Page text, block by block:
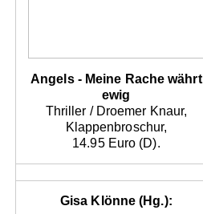
Angels - Meine Rache währt
ewig
Thriller / Droemer Knaur,
Klappenbroschur,
14.95 Euro (D).
Gisa Klönne (Hg.):